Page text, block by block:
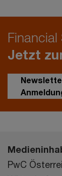
Jetzt
PwC